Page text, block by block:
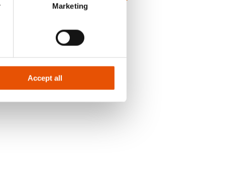
Marketing
Accept all